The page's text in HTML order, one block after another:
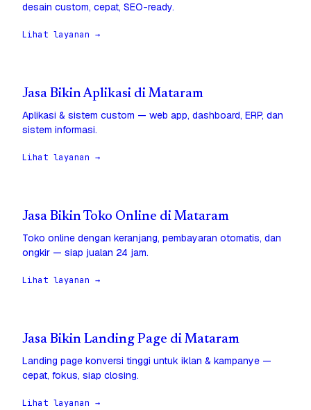
desain custom, cepat, SEO-ready.
Lihat layanan →
Jasa Bikin Aplikasi di Mataram
Aplikasi & sistem custom — web app, dashboard, ERP, dan
sistem informasi.
Lihat layanan →
Jasa Bikin Toko Online di Mataram
Toko online dengan keranjang, pembayaran otomatis, dan
ongkir — siap jualan 24 jam.
Lihat layanan →
Jasa Bikin Landing Page di Mataram
Landing page konversi tinggi untuk iklan & kampanye —
cepat, fokus, siap closing.
Lihat layanan →